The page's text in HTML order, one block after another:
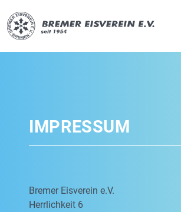
IMPRESSUM
Bremer Eisverein e.V.
Herrlichkeit 6